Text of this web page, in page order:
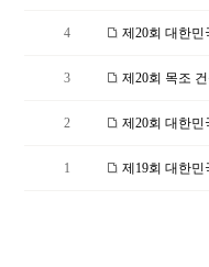
4 제20회 대한민
3 제20회 목조
2 제20회 대한민
1 제19회 대한민